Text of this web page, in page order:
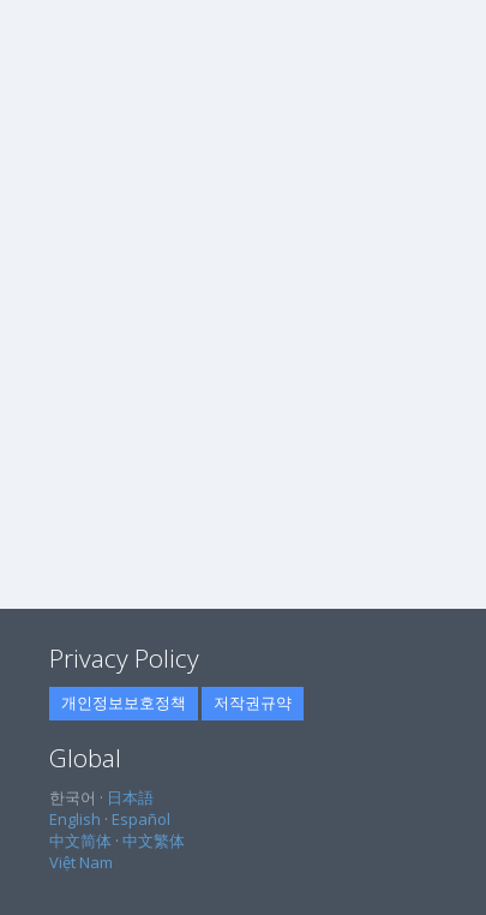
Privacy Policy
개인정보보호정책 저작권규약
Global
한국어 · 日本語
English · Español
中文简体 · 中文繁体
Việt Nam